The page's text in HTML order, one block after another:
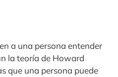
a una persona entender
la teoría de Howard
que una persona puede